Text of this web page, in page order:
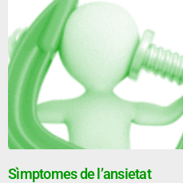
Sìmptomes de l’ansietat